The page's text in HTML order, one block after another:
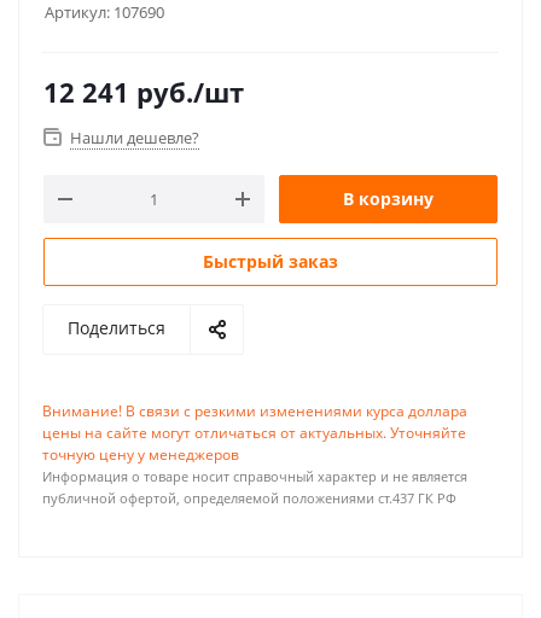
Артикул: 107690
12 241 руб./шт
Нашли дешевле?
В корзину
Быстрый заказ
Поделиться
Внимание! В связи с резкими изменениями курса доллара
цены на сайте могут отличаться от актуальных. Уточняйте
точную цену у менеджеров
Информация о товаре носит справочный характер и не является
публичной офертой, определяемой положениями ст.437 ГК РФ